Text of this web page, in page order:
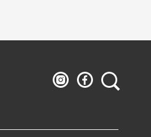
Ludwig
Múzeum
Ludwig
Múzeum
Keresés